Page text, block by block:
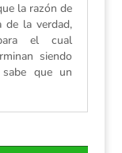
la razón de
de la verdad,
el cual
siendo
que un